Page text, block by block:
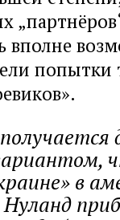
вполне
попытки
в